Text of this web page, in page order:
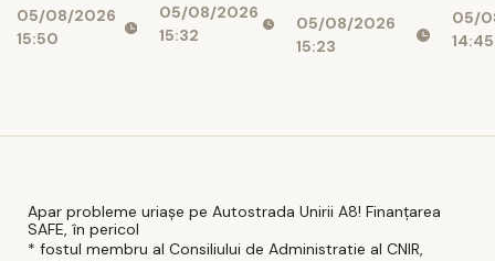
tragere la
sorți
05/08/2026
15:50
cuprins
zeci de
05/08/2026
15:32
doar fațade”
05/08/2026
15:23
05/
14:45
Apar probleme uriașe pe Autostrada Unirii A8! Finanțarea
SAFE, în pericol
* fostul membru al Consiliului de Administratie al CNIR,